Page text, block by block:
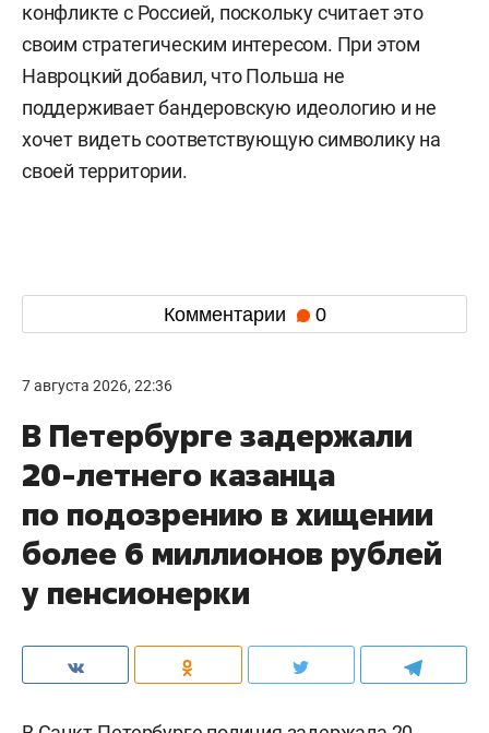
конфликте с Россией, поскольку считает это
своим стратегическим интересом. При этом
Навроцкий добавил, что Польша не
поддерживает бандеровскую идеологию и не
хочет видеть соответствующую символику на
своей территории.
Комментарии 0
7 августа 2026, 22:36
В Петербурге задержали
20-летнего казанца
по подозрению в хищении
более 6 миллионов рублей
у пенсионерки